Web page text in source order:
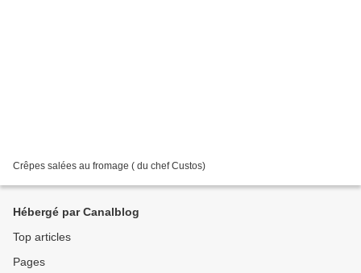
Crêpes salées au fromage ( du chef Custos)
Hébergé par Canalblog
Top articles
Pages